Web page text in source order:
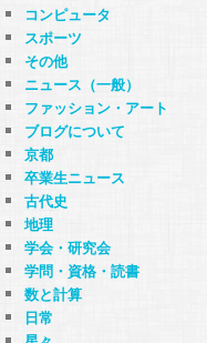
コンピュータ
スポーツ
その他
ニュース（一般）
ファッション・アート
ブログについて
京都
卒業生ニュース
古代史
地理
学会・研究会
学問・資格・読書
数と計算
日常